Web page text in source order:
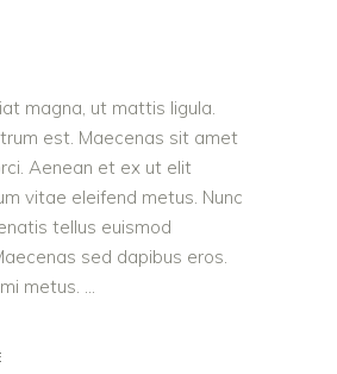
magna, ut mattis ligula.
est. Maecenas sit amet
Aenean et ex ut elit
vitae eleifend metus. Nunc
tellus euismod
sed dapibus eros.
metus.